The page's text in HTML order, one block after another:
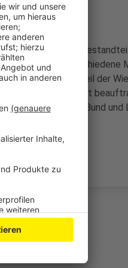
und vitaler
sollen dafür verschiedene
im hinteren Teil der
will sie mit der jetzt
Fördermitteln von Bund und